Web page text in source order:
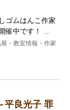
ゴムはんこ作家
催中です！ …
・教室情報・作家
良光子 罪